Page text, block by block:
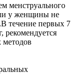
менструального
у женщины не
течение первых 7
рекомендуется
методов